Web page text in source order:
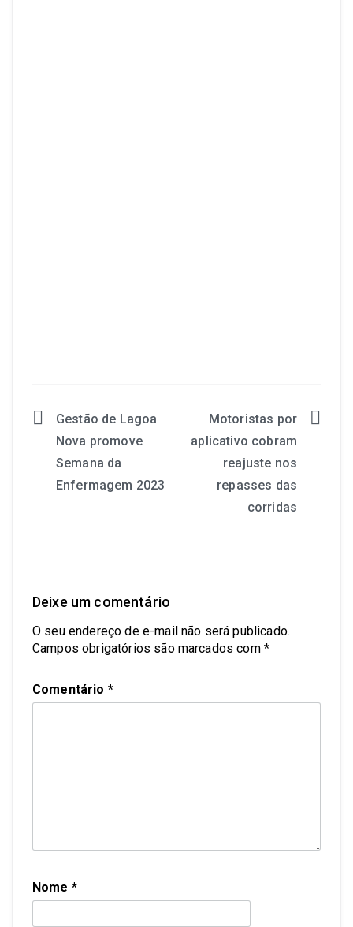
Gestão de Lagoa
Nova promove
Semana da
Enfermagem 2023
Motoristas por
aplicativo cobram
reajuste nos
repasses das
corridas
Deixe um comentário
O seu endereço de e-mail não será publicado.
Campos obrigatórios são marcados com *
Comentário *
Nome *